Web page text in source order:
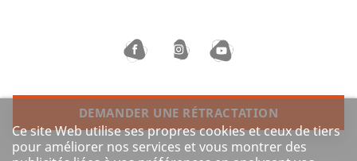
Ce site Web utilise ses propres cookies et ceux de tiers
pour améliorer nos services et vous montrer des
DEMANDER UNE RÉTRACTATION